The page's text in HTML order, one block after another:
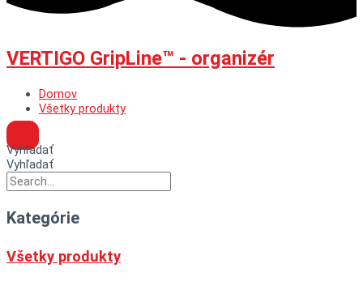
VERTIGO GripLine™ - organizér
Domov
Všetky produkty
Vyhľadať
Vyhľadať
Kategórie
Všetky produkty